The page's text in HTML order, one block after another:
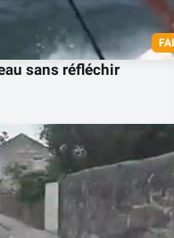
sans réfléchir